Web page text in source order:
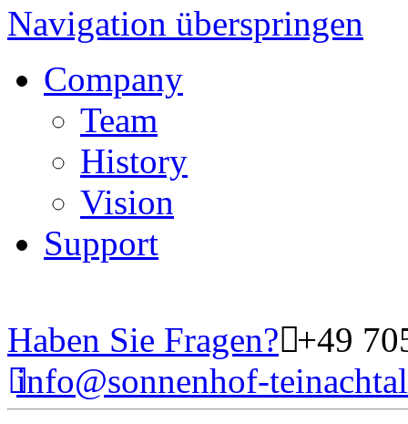
Navigation überspringen
Company
Team
History
Vision
Support
Haben Sie Fragen? +49
info@sonnenhof-